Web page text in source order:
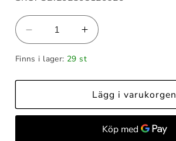
Minska
kvantitet
för
RTK
Öka
kvantitet
för
350
RTK
Zenmuse
Finns i lager: 29 st
Lägg i varukorgen